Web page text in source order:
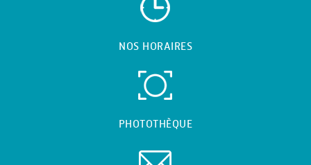
NOS HORAIRES
PHOTOTHÈQUE